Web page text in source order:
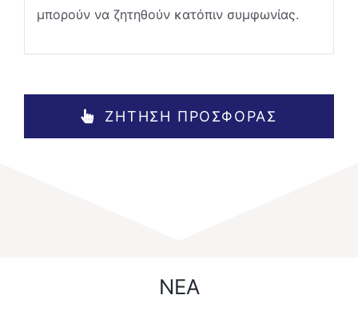
μπορούν να ζητηθούν κατόπιν συμφωνίας.
ΖΗΤΗΣΗ ΠΡΟΣΦΟΡΑΣ
ΝΕΑ